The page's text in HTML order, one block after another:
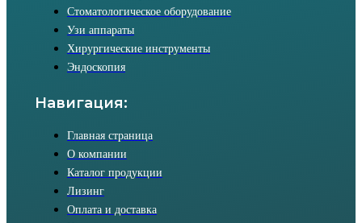
Стоматологическое оборудование
Узи аппараты
Хирургические инструменты
Эндоскопия
Навигация:
Главная страница
О компании
Каталог продукции
Лизинг
Оплата и доставка